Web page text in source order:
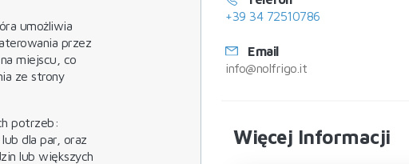
umożliwia
przez
miejscu, co
ze strony
potrzeb:
dla par, oraz
lub większych
+39 34 72510786
Email
info@nolfrigo.it
Więcej Informacji